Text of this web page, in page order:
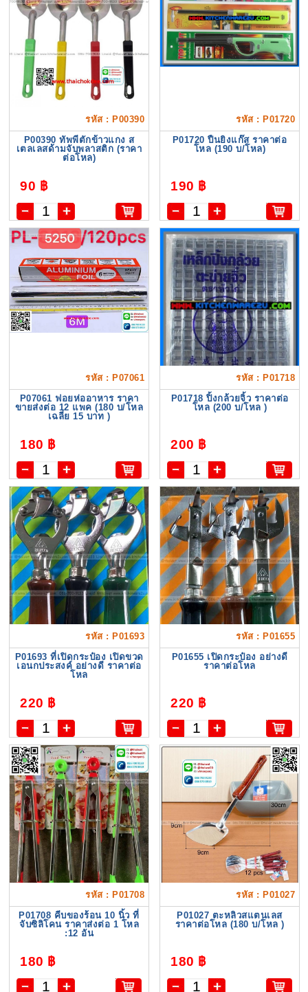
รหัส : P00390
P00390 ทัพพีตักข้าวแกง ส
เตลเลสด้ามจับพลาสติก (ราคา
ต่อโหล)
90 ฿
รหัส : P01720
P01720 ปืนยิงแก๊ส ราคาต่อ
โหล (190 บ/โหล)
190 ฿
รหัส : P07061
P07061 ฟอยห่ออาหาร ราคา
ขายส่งต่อ 12 แพค (180 บ/โหล
เฉลี่ย 15 บาท )
180 ฿
รหัส : P01718
P01718 ปิ้งกล้วยจิ้ว ราคาต่อ
โหล (200 บ/โหล )
200 ฿
รหัส : P01693
P01693 ที่เปิดกระป๋อง เปิดขวด
เอนกประสงค์ อย่างดี ราคาต่อ
โหล
220 ฿
รหัส : P01655
P01655 เปิดกระป๋อง อย่างดี
ราคาต่อโหล
220 ฿
รหัส : P01708
P01708 คีบของร้อน 10 นิ้ว ที่
จับซิลิโคน ราคาส่งต่อ 1 โหล
:12 อัน
180 ฿
รหัส : P01027
P01027 ตะหลิวสแตนเลส
ราคาต่อโหล (180 บ/โหล )
180 ฿